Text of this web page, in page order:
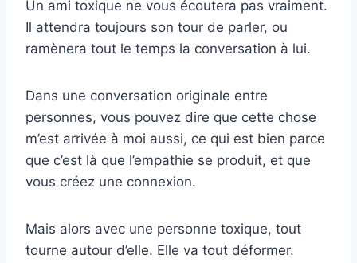
Un ami toxique ne vous écoutera pas vraiment.
Il attendra toujours son tour de parler, ou
ramènera tout le temps la conversation à lui.
Dans une conversation originale entre
personnes, vous pouvez dire que cette chose
m’est arrivée à moi aussi, ce qui est bien parce
que c’est là que l’empathie se produit, et que
vous créez une connexion.
Mais alors avec une personne toxique, tout
tourne autour d’elle. Elle va tout déformer.